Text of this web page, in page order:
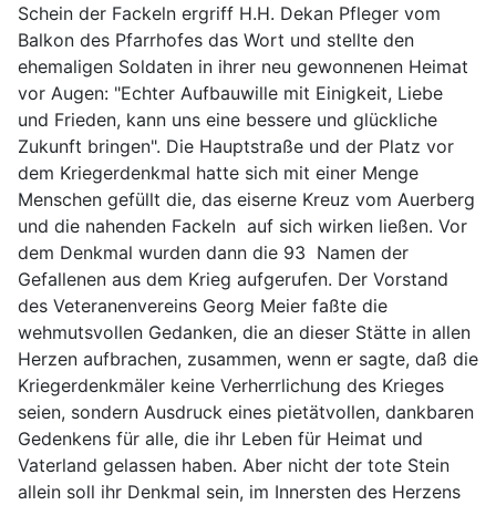
Schein der Fackeln ergriff H.H. Dekan Pfleger vom
Balkon des Pfarrhofes das Wort und stellte den
ehemaligen Soldaten in ihrer neu gewonnenen Heimat
vor Augen: "Echter Aufbauwille mit Einigkeit, Liebe
und Frieden, kann uns eine bessere und glückliche
Zukunft bringen". Die Hauptstraße und der Platz vor
dem Kriegerdenkmal hatte sich mit einer Menge
Menschen gefüllt die, das eiserne Kreuz vom Auerberg
und die nahenden Fackeln auf sich wirken ließen. Vor
dem Denkmal wurden dann die 93 Namen der
Gefallenen aus dem Krieg aufgerufen. Der Vorstand
des Veteranenvereins Georg Meier faßte die
wehmutsvollen Gedanken, die an dieser Stätte in allen
Herzen aufbrachen, zusammen, wenn er sagte, daß die
Kriegerdenkmäler keine Verherrlichung des Krieges
seien, sondern Ausdruck eines pietätvollen, dankbaren
Gedenkens für alle, die ihr Leben für Heimat und
Vaterland gelassen haben. Aber nicht der tote Stein
allein soll ihr Denkmal sein, im Innersten des Herzens